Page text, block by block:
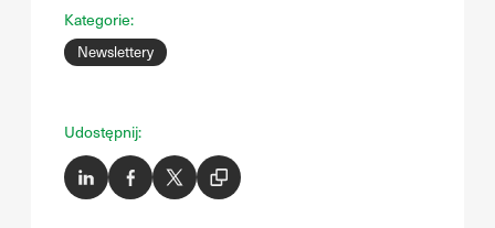
Kategorie:
Newslettery
Udostępnij: